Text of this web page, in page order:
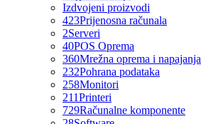
Izdvojeni proizvodi
423Prijenosna računala
2Serveri
40POS Oprema
360Mrežna oprema i napajanja
232Pohrana podataka
258Monitori
211Printeri
729Računalne komponente